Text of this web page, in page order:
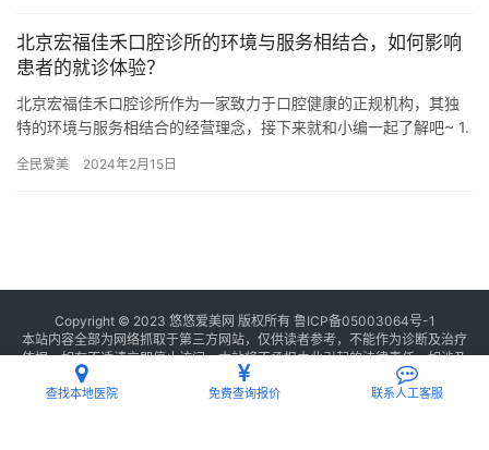
北京宏福佳禾口腔诊所的环境与服务相结合，如何影响
患者的就诊体验？
北京宏福佳禾口腔诊所作为一家致力于口腔健康的正规机构，其独
特的环境与服务相结合的经营理念，接下来就和小编一起了解吧~ 1.
全民爱美 2024年2月15日
Copyright © 2023 悠悠爱美网 版权所有 鲁ICP备05003064号-1
本站内容全部为网络抓取于第三方网站，仅供读者参考，不能作为诊断及治疗
依据，如有不适请立即停止访问，本站将不承担由此引起的法律责任。如涉及
联系我们
查找本地医院 免费查询报价 联系人工客服